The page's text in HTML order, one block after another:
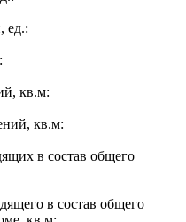
ед.:
кв.м:
кв.м:
в состав общего
в состав общего